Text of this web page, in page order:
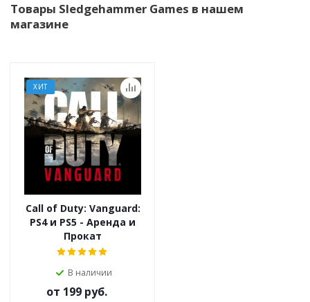
Товары Sledgehammer Games в нашем
магазине
ХИТ
Call of Duty: Vanguard:
PS4 и PS5 - Аренда и
Прокат
В наличии
от 199 руб.